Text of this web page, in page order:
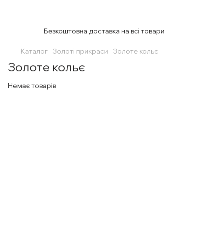
Безкоштовна доставка на всі товари
Каталог Золоті прикраси Золоте кольє
Золоте кольє
Немає товарів